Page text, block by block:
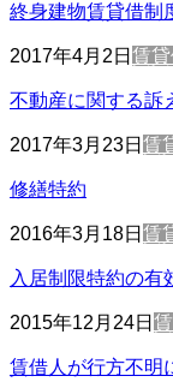
終身建物賃貸借制
2017年4月2日 賃
不動産に関する訴
2017年3月23日 賃
修繕特約
2016年3月18日 賃
入居制限特約の有
2015年12月24日
賃借人が行方不明